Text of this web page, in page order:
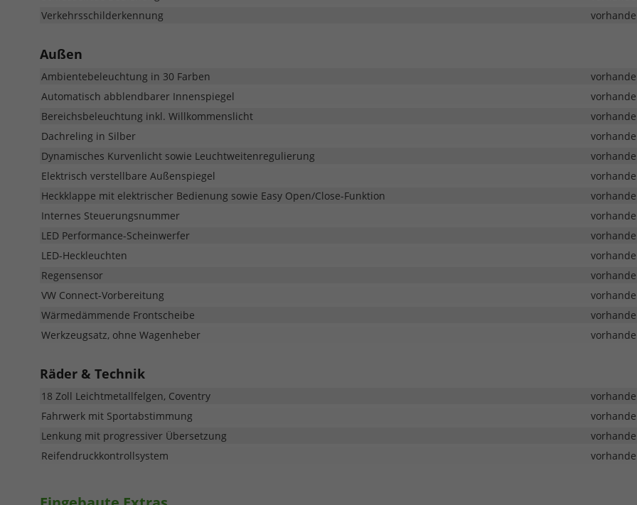
Verkehrsschilderkennung
Außen
Ambientebeleuchtung in 30 Farben
Automatisch abblendbarer Innenspiegel
Bereichsbeleuchtung inkl. Willkommenslicht
Dachreling in Silber
Dynamisches Kurvenlicht sowie Leuchtweitenregulierung
Elektrisch verstellbare Außenspiegel
Heckklappe mit elektrischer Bedienung sowie Easy Open/Close-Funktion
Internes Steuerungsnummer
LED Performance-Scheinwerfer
LED-Heckleuchten
Regensensor
VW Connect-Vorbereitung
Wärmedämmende Frontscheibe
Werkzeugsatz, ohne Wagenheber
Räder & Technik
18 Zoll Leichtmetallfelgen, Coventry
Fahrwerk mit Sportabstimmung
Lenkung mit progressiver Übersetzung
Reifendruckkontrollsystem